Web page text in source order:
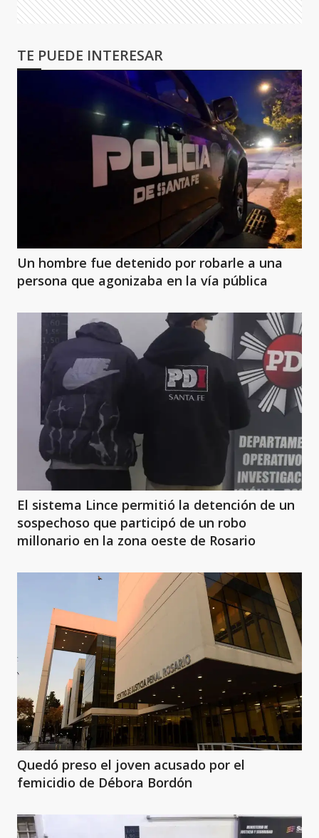
TE PUEDE INTERESAR
Un hombre fue detenido por robarle a una
persona que agonizaba en la vía pública
El sistema Lince permitió la detención de un
sospechoso que participó de un robo
millonario en la zona oeste de Rosario
Quedó preso el joven acusado por el
femicidio de Débora Bordón